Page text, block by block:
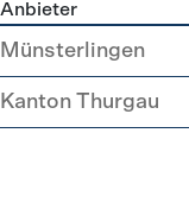
Anbieter
Münsterlingen
Kanton Thurgau